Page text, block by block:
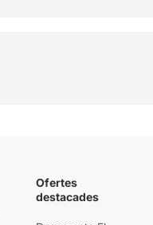
Ofertes
destacades